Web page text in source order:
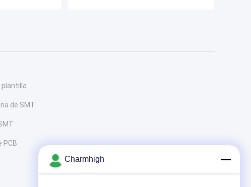
plantilla
de SMT
PCB
Charmhigh